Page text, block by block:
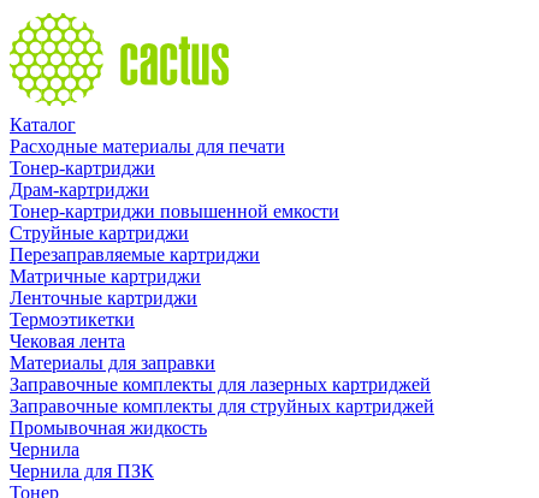
Каталог
Расходные материалы для печати
Тонер-картриджи
Драм-картриджи
Тонер-картриджи повышенной емкости
Струйные картриджи
Перезаправляемые картриджи
Матричные картриджи
Ленточные картриджи
Термоэтикетки
Чековая лента
Материалы для заправки
Заправочные комплекты для лазерных картриджей
Заправочные комплекты для струйных картриджей
Промывочная жидкость
Чернила
Чернила для ПЗК
Тонер